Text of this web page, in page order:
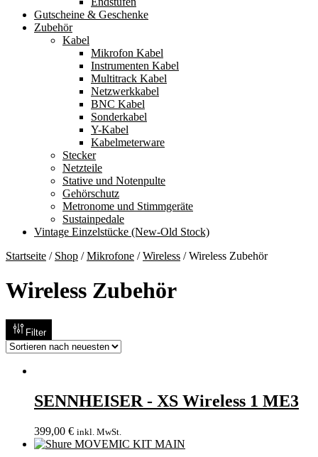
Gutscheine & Geschenke
Zubehör
Kabel
Mikrofon Kabel
Instrumenten Kabel
Multitrack Kabel
Netzwerkkabel
BNC Kabel
Sonderkabel
Y-Kabel
Kabelmeterware
Stecker
Netzteile
Stative und Notenpulte
Gehörschutz
Metronome und Stimmgeräte
Sustainpedale
Vintage Einzelstücke (New-Old Stock)
Startseite / Shop /Mikrofone /Wireless /Wireless Zubehör
Wireless Zubehör
Filter
SENNHEISER - XS Wireless 1 ME3
399,00 € inkl. MwSt.